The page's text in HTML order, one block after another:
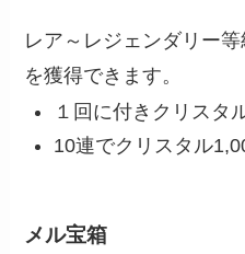
レア～レジェンダリー
を獲得できます。
１回に付きクリスタ
10連でクリスタル
メル宝箱